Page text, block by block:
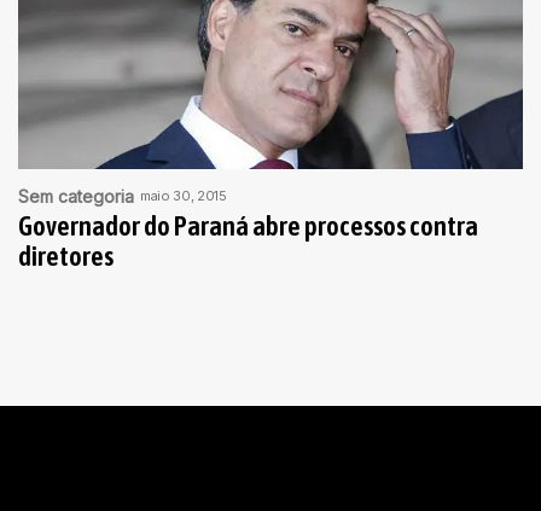
Sem categoria maio 30, 2015
Governador do Paraná abre processos contra
diretores